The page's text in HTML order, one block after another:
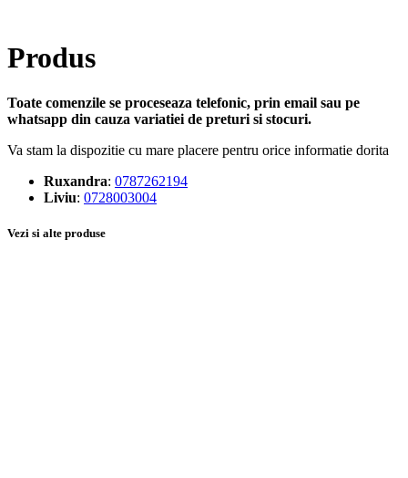
Produs
Toate comenzile se proceseaza telefonic, prin email sau pe
whatsapp din cauza variatiei de preturi si stocuri.
Va stam la dispozitie cu mare placere pentru orice informatie dorita
Ruxandra: 0787262194
Liviu: 0728003004
Vezi si alte produse